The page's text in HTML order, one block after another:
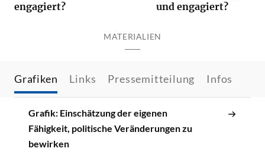
engagiert?
und engagiert?
MATERIALIEN
Grafiken Links Pressemitteilung Infos
Grafik: Einschätzung der eigenen
Fähigkeit, politische Veränderungen zu
bewirken